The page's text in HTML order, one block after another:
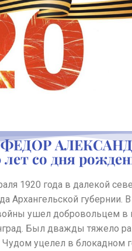
лет со дня
1920 года в далекой
Архангельской губернии.
ушел добровольцем в
Был дважды тяжело
Чудом уцелел в блокадном